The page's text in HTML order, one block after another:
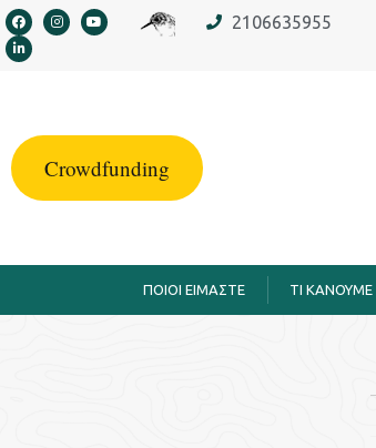
περιεχόμενο
2106635955
Crowdfunding
ΠΟΙΟΙ ΕΙΜΑΣΤΕ TI KANOYME